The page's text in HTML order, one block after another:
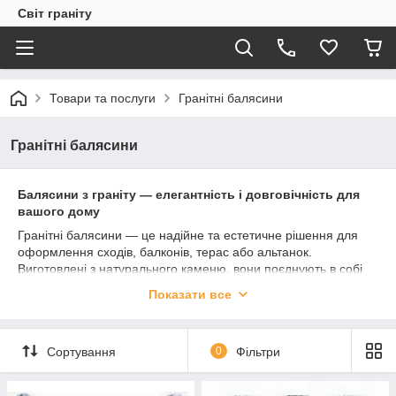
Світ граніту
Товари та послуги Гранітні балясини
Гранітні балясини
Балясини з граніту — елегантність і довговічність для
вашого дому
Гранітні балясини — це надійне та естетичне рішення для
оформлення сходів, балконів, терас або альтанок.
Виготовлені з натурального каменю, вони поєднують в собі
респектабельного вигляду.
Ми пропонуємо балясини з граніту власного виробництва —
з габро, покостівського, лезниківського та інших
видів граніту
по запиту. Вироби адаптовані до кліматичних умов України й
не втрачають свій вигляд десятиліттями.
Показати все
Сортування 0 Фільтри